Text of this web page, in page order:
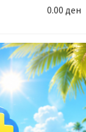
0.00 ден